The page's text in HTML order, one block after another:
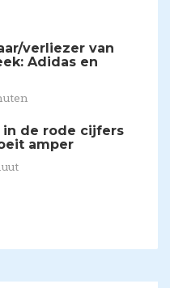
verliezer van
Adidas en
in de rode cijfers
amper